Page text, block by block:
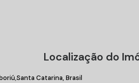
Localização do
Santa Catarina, Brasil